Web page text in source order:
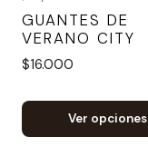
GUANTES DE
VERANO CITY
$16.000
Ver opciones